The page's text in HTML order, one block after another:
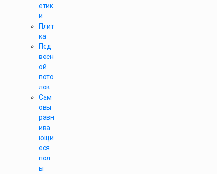
етик
и
Плит
ка
Под
весн
ой
пото
лок
Сам
овы
равн
ива
ющи
еся
пол
ы